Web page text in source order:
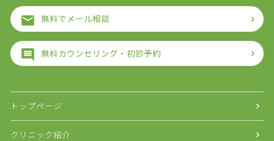
無料でメール相談
無料カウンセリング・初診予約
トップページ
クリニック紹介